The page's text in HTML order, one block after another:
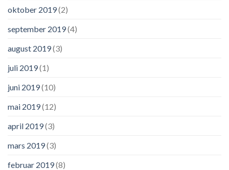
oktober 2019(2)
september 2019(4)
august 2019(3)
juli 2019(1)
juni 2019(10)
mai 2019(12)
april 2019(3)
mars 2019(3)
februar 2019(8)